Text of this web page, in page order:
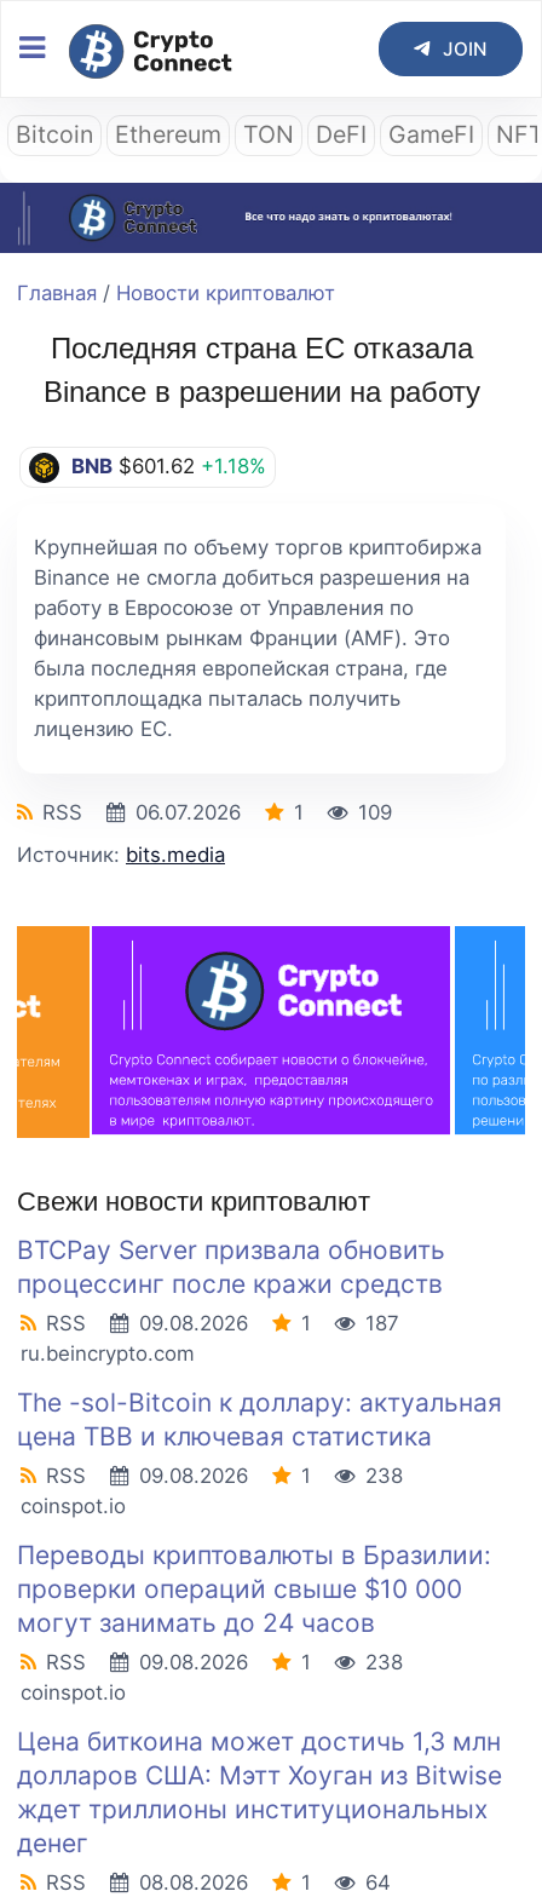
JOIN
Bitcoin Ethereum TON DeFI GameFI
Главная / Новости криптовалют
Последняя страна ЕС отказала
Binance в разрешении на работу
BNB $601.62 +1.18%
Крупнейшая по объему торгов криптобиржа
Binance не смогла добиться разрешения на
работу в Евросоюзе от Управления по
финансовым рынкам Франции (AMF). Это
была последняя европейская страна, где
криптоплощадка пыталась получить
лицензию ЕС.
RSS 06.07.2026 1
109
Источник: bits.media
Свежи новости криптовалют
BTCPay Server призвала обновить
процессинг после кражи средств
RSS 09.08.2026 1
187
ru.beincrypto.com
The -sol-Bitcoin к доллару: актуальная
цена TBB и ключевая статистика
RSS 09.08.2026 1
238
coinspot.io
Переводы криптовалюты в Бразилии:
проверки операций свыше $10 000
могут занимать до 24 часов
RSS 09.08.2026 1
238
coinspot.io
Цена биткоина может достичь 1,3 млн
долларов США: Мэтт Хоуган из Bitwise
ждет триллионы институциональных
денег
RSS 08.08.2026 1
64